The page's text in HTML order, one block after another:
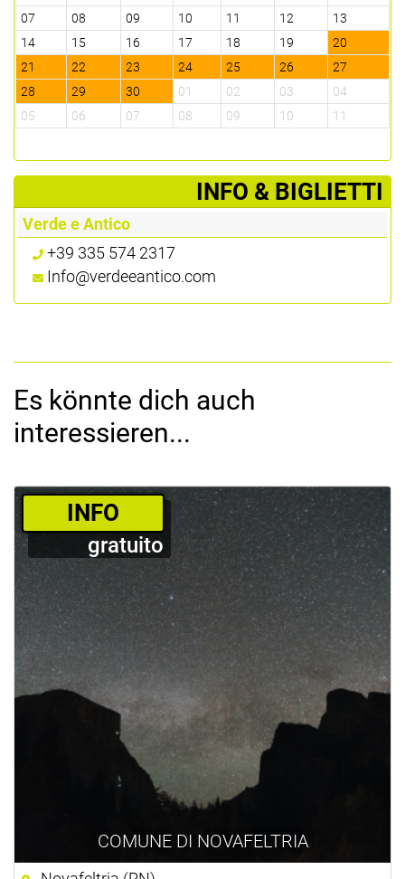
07
08 09 10 11 12
13
14
15 16 17 18 19
20
21
22 23 24 25 26
27
28
29 30 01 02 03
04
05
06 07 08 09 10 11
­INFO & BIGLIETTI
Verde e Antico
+39 335 574 2317
Info@verdeeantico.com
Es könnte dich auch
interessieren...
COMUNE DI NOVAFELTRIA
­INFO
gratuito